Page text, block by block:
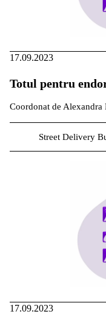
17.09.2023
Totul pentru
Coordonat de Alexandra
Street Delivery
17.09.2023